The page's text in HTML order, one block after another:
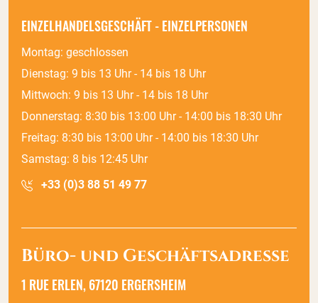
EINZELHANDELSGESCHÄFT - EINZELPERSONEN
Montag: geschlossen
Dienstag: 9 bis 13 Uhr - 14 bis 18 Uhr
Mittwoch: 9 bis 13 Uhr - 14 bis 18 Uhr
Donnerstag: 8:30 bis 13:00 Uhr - 14:00 bis 18:30 Uhr
Freitag: 8:30 bis 13:00 Uhr - 14:00 bis 18:30 Uhr
Samstag: 8 bis 12:45 Uhr
+33 (0)3 88 51 49 77
Büro- und Geschäftsadresse
1 RUE ERLEN, 67120 ERGERSHEIM